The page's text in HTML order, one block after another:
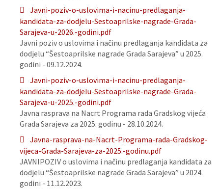
Javni-poziv-o-uslovima-i-nacinu-predlaganja-
kandidata-za-dodjelu-Sestoaprilske-nagrade-Grada-
Sarajeva-u-2026.-godini.pdf
Javni poziv o uslovima i načinu predlaganja kandidata za
dodjelu “Šestoaprilske nagrade Grada Sarajeva” u 2025.
godini - 09.12.2024.
Javni-poziv-o-uslovima-i-nacinu-predlaganja-
kandidata-za-dodjelu-Sestoaprilske-nagrade-Grada-
Sarajeva-u-2025.-godini.pdf
Javna rasprava na Nacrt Programa rada Gradskog vijeća
Grada Sarajeva za 2025. godinu - 28.10.2024.
Javna-rasprava-na-Nacrt-Programa-rada-Gradskog-
vijeca-Grada-Sarajeva-za-2025.-godinu.pdf
JAVNIPOZIV o uslovima i načinu predlaganja kandidata za
dodjelu “Šestoaprilske nagrade Grada Sarajeva” u 2024.
godini - 11.12.2023.